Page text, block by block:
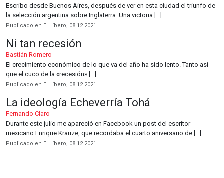
Escribo desde Buenos Aires, después de ver en esta ciudad el triunfo de
la selección argentina sobre Inglaterra. Una victoria […]
Publicado en El Líbero, 08.12.2021
Ni tan recesión
Bastián Romero
El crecimiento económico de lo que va del año ha sido lento. Tanto así
que el cuco de la «recesión» […]
Publicado en El Líbero, 08.12.2021
La ideología Echeverría Tohá
Fernando Claro
Durante este julio me apareció en Facebook un post del escritor
mexicano Enrique Krauze, que recordaba el cuarto aniversario de […]
Publicado en El Líbero, 08.12.2021